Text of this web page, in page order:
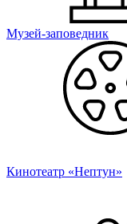
Музей-заповедник
Кинотеатр «Нептун»